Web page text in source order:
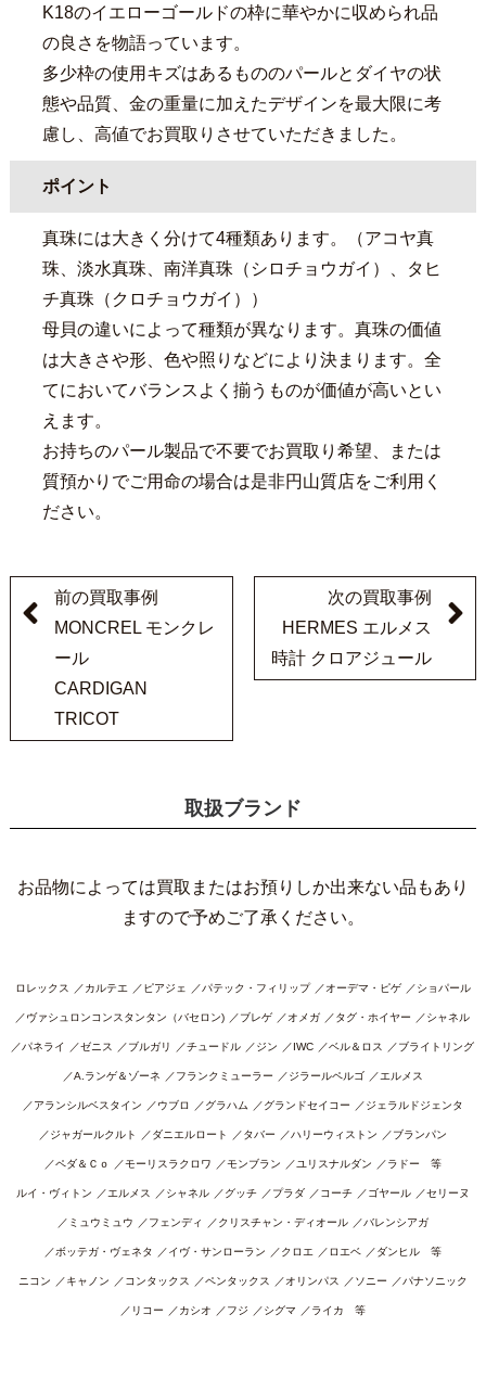
K18のイエローゴールドの枠に華やかに収められ品
の良さを物語っています。
多少枠の使用キズはあるもののパールとダイヤの状
態や品質、金の重量に加えたデザインを最大限に考
慮し、高値でお買取りさせていただきました。
ポイント
真珠には大きく分けて4種類あります。（アコヤ真
珠、淡水真珠、南洋真珠（シロチョウガイ）、タヒ
チ真珠（クロチョウガイ））
母貝の違いによって種類が異なります。真珠の価値
は大きさや形、色や照りなどにより決まります。全
てにおいてバランスよく揃うものが価値が高いとい
えます。
お持ちのパール製品で不要でお買取り希望、または
質預かりでご用命の場合は是非円山質店をご利用く
ださい。
前の買取事例
MONCREL モンクレ
ール
CARDIGAN
TRICOT
次の買取事例
HERMES エルメス
時計 クロアジュール
取扱ブランド
お品物によっては買取またはお預りしか出来ない品もあり
ますので予めご了承ください。
ロレックス カルテエ ピアジェ パテック・フィリップ オーデマ・ピゲ ショパール
ヴァシュロンコンスタンタン（バセロン) ブレゲ オメガ タグ・ホイヤー シャネル
パネライ ゼニス ブルガリ チュードル ジン IWC ベル＆ロス ブライトリング
A.ランゲ＆ゾーネ フランクミューラー ジラールペルゴ エルメス
アランシルベスタイン ウブロ グラハム グランドセイコー ジェラルドジェンタ
ジャガールクルト ダニエルロート タバー ハリーウィストン ブランパン
ペダ＆Ｃｏ モーリスラクロワ モンブラン ユリスナルダン ラドー 等
ルイ・ヴィトン エルメス シャネル グッチ プラダ コーチ ゴヤール セリーヌ
ミュウミュウ フェンディ クリスチャン・ディオール バレンシアガ
ボッテガ・ヴェネタ イヴ・サンローラン クロエ ロエベ ダンヒル 等
ニコン キャノン コンタックス ペンタックス オリンパス ソニー パナソニック
リコー カシオ フジ シグマ ライカ 等